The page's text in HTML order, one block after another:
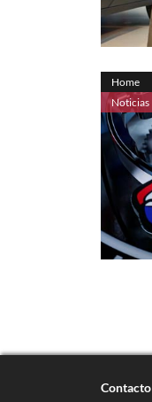
Home
Noticias
Contacto